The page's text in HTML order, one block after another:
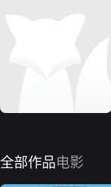
全部作品电影